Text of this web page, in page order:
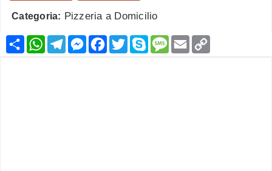
Categoria: Pizzeria a Domicilio
CondividiWhatsApp
TelegramMessenger
Facebook
TwitterSkypeMessage
Email